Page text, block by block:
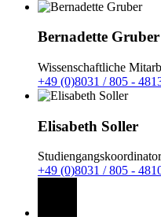
Bernadette Gruber
Wissenschaftliche
+49 (0)8031 / 805 -
Elisabeth Soller
+49 (0)8031 / 805 -